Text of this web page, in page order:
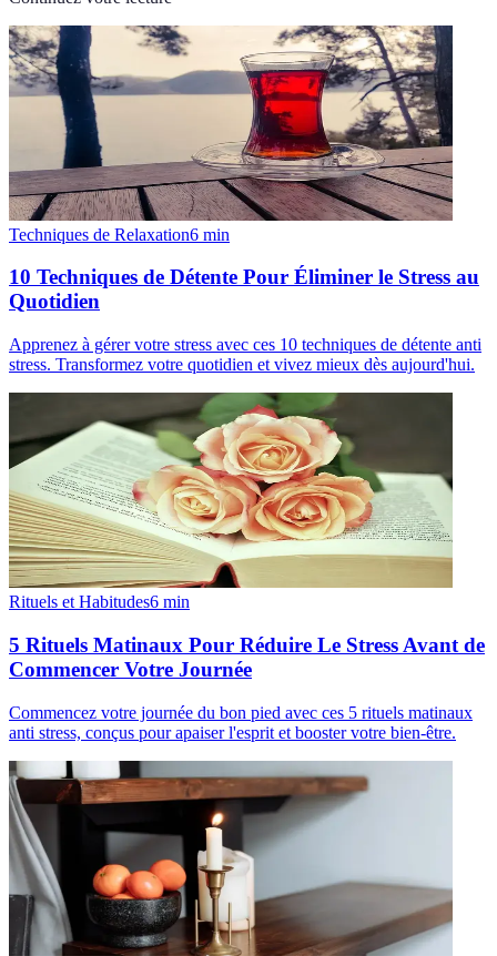
Techniques de Relaxation6 min
10 Techniques de Détente Pour Éliminer le Stress au
Quotidien
Apprenez à gérer votre stress avec ces 10 techniques de détente anti
stress. Transformez votre quotidien et vivez mieux dès aujourd'hui.
Rituels et Habitudes6 min
5 Rituels Matinaux Pour Réduire Le Stress Avant de
Commencer Votre Journée
Commencez votre journée du bon pied avec ces 5 rituels matinaux
anti stress, conçus pour apaiser l'esprit et booster votre bien-être.